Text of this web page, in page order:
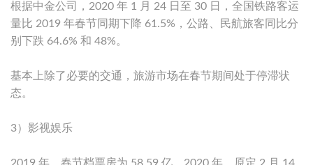
根据中金公司，2020 年 1 月 24 日至 30 日，全国铁路客运
量比 2019 年春节同期下降 61.5%，公路、民航旅客同比分
别下跌 64.6% 和 48%。
基本上除了必要的交通，旅游市场在春节期间处于停滞状
态。
3）影视娱乐